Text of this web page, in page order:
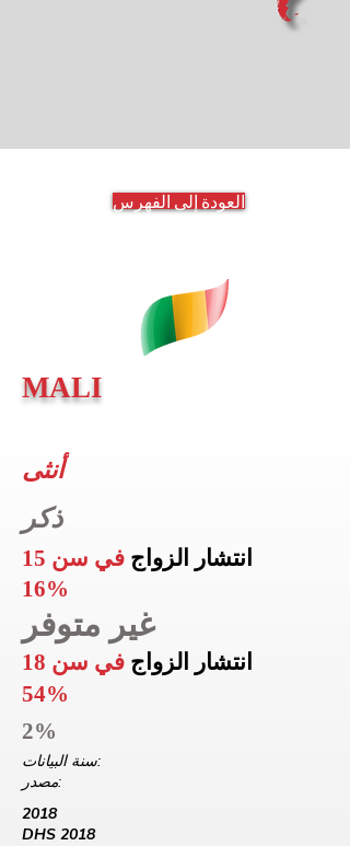
العودة إلى الفهرس
MALI
أنثى
ذكر
انتشار الزواج في سن 15
16%
غير متوفر
انتشار الزواج في سن 18
54%
2%
سنة البيانات:
مصدر:
2018
DHS 2018